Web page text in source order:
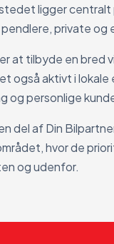
ligger centralt
private og
at tilbyde en bred
også aktivt i
og personlige
del af Din
hvor de
og udenfor.